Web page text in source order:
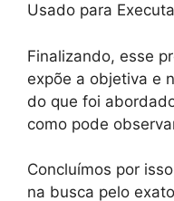
Usado para
Finalizando, esse
expõe a objetiva e
do que foi
como pode
Concluímos por
na busca pelo